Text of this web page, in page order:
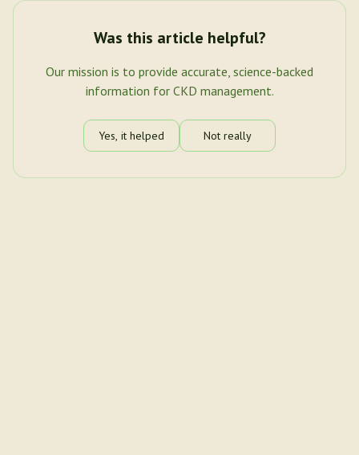
Was this article helpful?
Our mission is to provide accurate, science-backed
information for CKD management.
Yes, it helped Not really